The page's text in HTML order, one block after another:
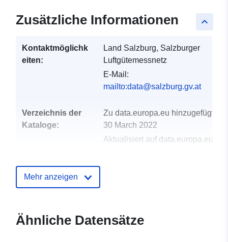
keyboard_arrow_up
Zusätzliche Informationen
Kontaktmöglichk
eiten:
Land Salzburg, Salzburger
Luftgütemessnetz
E-Mail:
mailto:data@salzburg.gv.at
Verzeichnis der
Kataloge:
Zu data.europa.eu hinzugefügt:
30 March 2022
Aktualisiert auf data.europa.eu:
uriRef:
Mehr anzeigen
Ähnliche Datensätze